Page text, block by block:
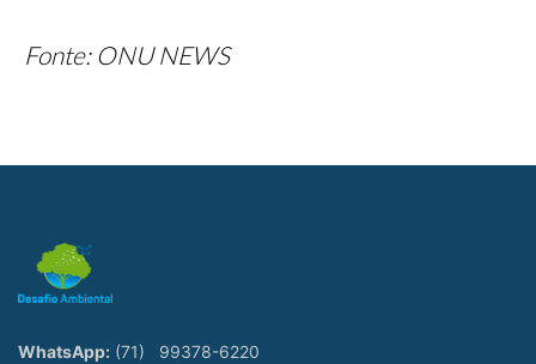
Fonte: ONU NEWS
WhatsApp: (71)
99378-6220